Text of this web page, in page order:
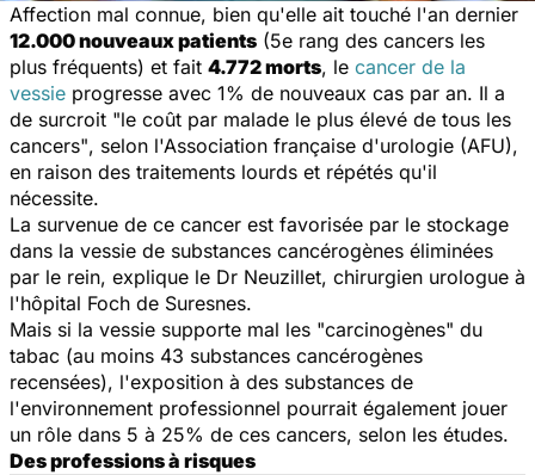
Affection mal connue, bien qu'elle ait touché l'an dernier
12.000 nouveaux patients (5e rang des cancers les
plus fréquents) et fait 4.772 morts, le cancer de la
vessie progresse avec 1% de nouveaux cas par an. Il a
de surcroit "le coût par malade le plus élevé de tous les
cancers", selon l'Association française d'urologie (AFU),
en raison des traitements lourds et répétés qu'il
nécessite.
La survenue de ce cancer est favorisée par le stockage
dans la vessie de substances cancérogènes éliminées
par le rein, explique le Dr Neuzillet, chirurgien urologue à
l'hôpital Foch de Suresnes.
Mais si la vessie supporte mal les "carcinogènes" du
tabac (au moins 43 substances cancérogènes
recensées), l'exposition à des substances de
l'environnement professionnel pourrait également jouer
un rôle dans 5 à 25% de ces cancers, selon les études.
Des professions à risques